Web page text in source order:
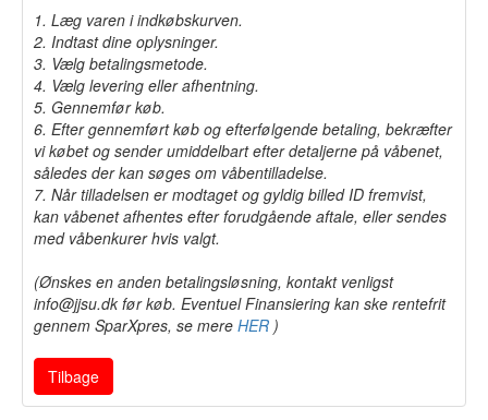
1. Læg varen i indkøbskurven.
2. Indtast dine oplysninger.
3. Vælg betalingsmetode.
4. Vælg levering eller afhentning.
5. Gennemfør køb.
6. Efter gennemført køb og efterfølgende betaling, bekræfter
vi købet og sender umiddelbart efter detaljerne på våbenet,
således der kan søges om våbentilladelse.
7. Når tilladelsen er modtaget og gyldig billed ID fremvist,
kan våbenet afhentes efter forudgående aftale, eller sendes
med våbenkurer hvis valgt.
(Ønskes en anden betalingsløsning, kontakt venligst
info@jjsu.dk før køb. Eventuel Finansiering kan ske rentefrit
gennem SparXpres, se mere HER )
Tilbage